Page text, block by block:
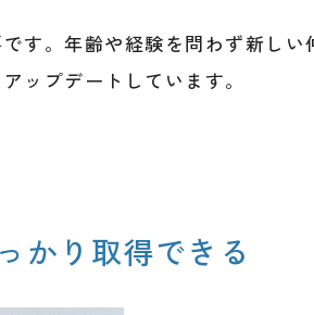
す。年齢や経験を問わず新し
ップデートしています。
かり取得できる